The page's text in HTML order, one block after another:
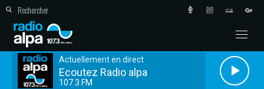
Actuellement en direct
Ecoutez Radio alpa
107.3 FM